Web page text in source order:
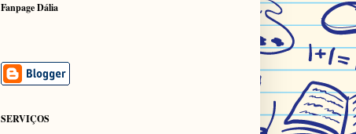
Fanpage Dália
SERVIÇOS